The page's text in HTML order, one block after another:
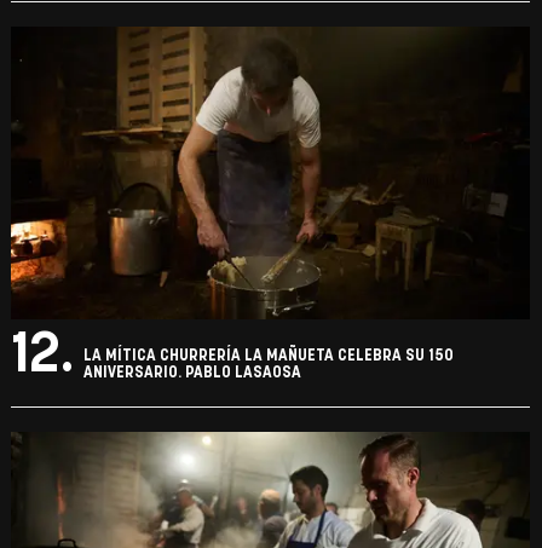
12.
LA MÍTICA CHURRERÍA LA MAÑUETA CELEBRA SU 150
ANIVERSARIO. PABLO LASAOSA